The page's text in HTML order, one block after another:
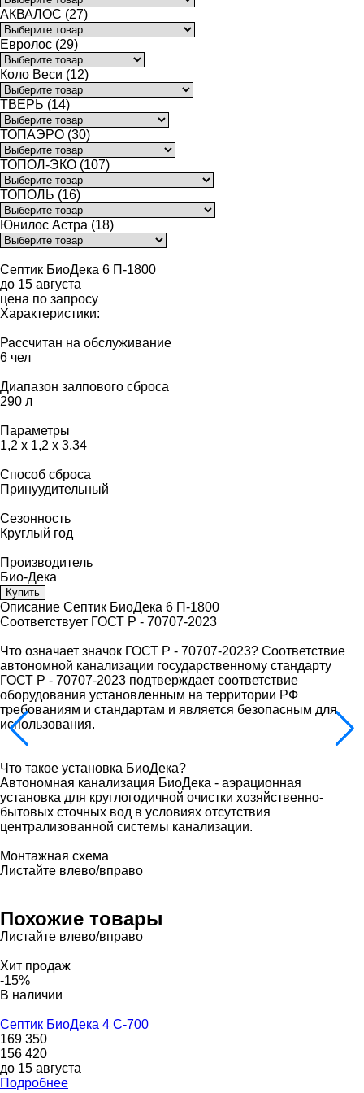
АКВАЛОС (27)
Евролос (29)
Коло Веси (12)
ТВЕРЬ (14)
ТОПАЭРО (30)
ТОПОЛ-ЭКО (107)
ТОПОЛЬ (16)
Юнилос Астра (18)
Септик БиоДека 6 П-1800
до 15 августа
цена по запросу
Характеристики:
Рассчитан на обслуживание
6 чел
Диапазон залпового сброса
290 л
Параметры
1,2 х 1,2 х 3,34
Способ сброса
Принуудительный
Сезонность
Круглый год
Производитель
Био-Дека
Купить
Описание Септик БиоДека 6 П-1800
Соответствует ГОСТ Р - 70707-2023
Что означает значок ГОСТ Р - 70707-2023? Соответствие
автономной канализации государственному стандарту
ГОСТ Р - 70707-2023 подтверждает соответствие
оборудования установленным на территории РФ
требованиям и стандартам и является безопасным для
использования.
Что такое установка БиоДека?
Автономная канализация БиоДека - аэрационная
установка для круглогодичной очистки хозяйственно-
бытовых сточных вод в условиях отсутствия
централизованной системы канализации.
Монтажная схема
Листайте влево/вправо
Похожие товары
Листайте влево/вправо
Хит продаж
-15%
В наличии
Септик БиоДека 4 С-700
169 350
156 420
до 15 августа
Подробнее